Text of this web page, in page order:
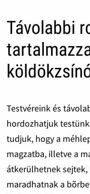
Távolabbi
Testvéreink és
hordozhatjuk
tudjuk, hogy a
magzatba, illetve a
átkerülhetnek
maradhatnak a